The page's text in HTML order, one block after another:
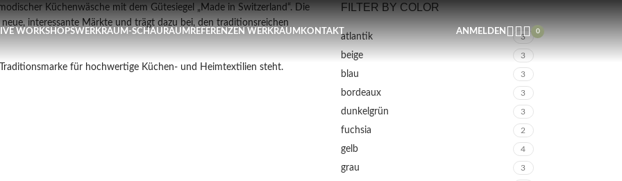
Workshop Papierblumen, Sonntag 9. August / 11 Uhr
WORKSHOPSWERKRAUM-SCHAURAUM REFERENZEN WERKRAUM KONTAKT ANMELDEN 0
Küchenwäsche mit dem Gütesiegel „Made in Switzerland“. Die
interessante Märkte und trägt dazu bei, den traditionsreichen
für hochwertige Küchen- und Heimtextilien steht.
FILTER BY COLOR
atlantik 3
beige 3
blau 3
bordeaux 3
dunkelgrün 3
fuchsia 2
gelb 4
grau 3